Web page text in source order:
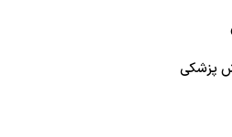
پزشکی